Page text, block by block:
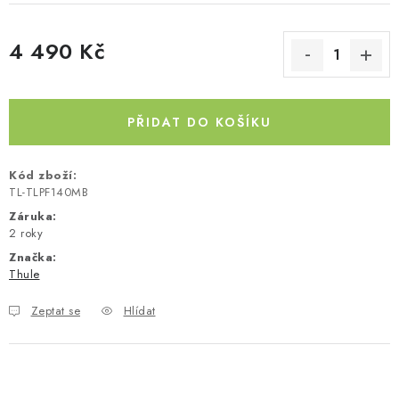
4 490 Kč
PŘIDAT DO KOŠÍKU
Kód zboží:
TL-TLPF140MB
Záruka:
2 roky
Značka:
Thule
Zeptat se Hlídat